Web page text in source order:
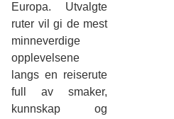
Europa. Utvalgte
ruter vil gi de mest
minneverdige
opplevelsene
langs en reiserute
full av smaker,
kunnskap og